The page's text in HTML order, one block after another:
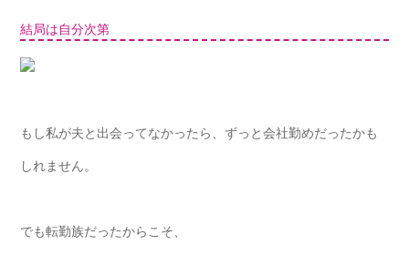
結局は自分次第
もし私が夫と出会ってなかったら、ずっと会社勤めだったかも
しれません。
でも転勤族だったからこそ、